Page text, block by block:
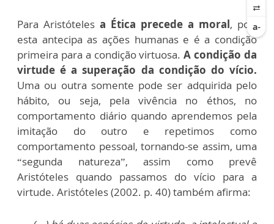
Para Aristóteles a Ética precede a moral, pois
esta antecipa as ações humanas e é a condição
primeira para a condição virtuosa.A condição da
virtude é a superação da condição do vício.
Uma ou outra somente pode ser adquirida pelo
hábito, ou seja, pela vivência no éthos, no
comportamento diário quando aprendemos pela
imitação do outro e repetimos como
comportamento pessoal, tornando-se assim, uma
“segunda natureza”, assim como prevê
Aristóteles quando passamos do vício para a
virtude. Aristóteles (2002. p. 40) também afirma: